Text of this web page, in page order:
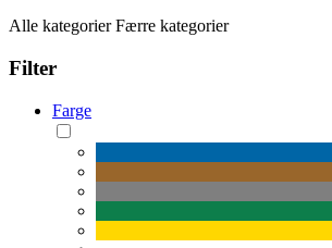
Alle kategorier Færre kategorier
Filter
Farge